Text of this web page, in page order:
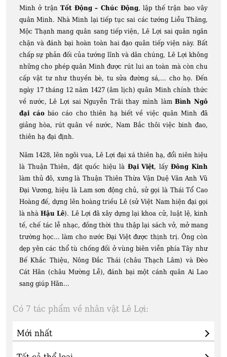
Minh ở trậnTốt Động – Chúc Động, lập thế trận bao vây
quân Minh. Nhà Minh lại tiếp tục sai các tướng Liễu Thăng,
Mộc Thạnh mang quân sang tiếp viện, Lê Lợi sai quân ngăn
chặn và đánh bại hoàn toàn hai đạo quân tiếp viện này. Bất
chấp sự phản đối của tướng lĩnh và dân chúng, Lê Lợi không
những cho phép quân Minh được rút lui an toàn mà còn chu
cấp vật tư như thuyền bè, tu sửa đường sá,… cho họ. Đến
ngày 17 tháng 12 năm 1427 (âm lịch) quân Minh chính thức
về nước, Lê Lợi sai Nguyễn Trãi thay mình làmBình Ngô
đại cáobáo cáo cho thiên hạ biết về việc quân Minh đã
giảng hòa, rút quân về nước, Nam Bắc thôi việc binh đao,
thiên hạ đại định.
Năm 1428, lên ngôi vua, Lê Lợi đại xá thiên hạ, đổi niên hiệu
là Thuận Thiên, đặt quốc hiệu là Đại Việt, lấyĐông Kinh
làm thủ đô, xưng là Thuận Thiên Thừa Vận Duệ Văn Anh Vũ
Đại Vương, hiệu là Lam sơn động chủ, sử gọi là Thái Tổ Cao
Hoàng đế, dựng lên hoàng triều Lê (sử Việt Nam hiện đại gọi
là nhàHậu Lê). Lê Lợi đã xây dựng lại khoa cử, luật lệ, kinh
tế, chế tác lễ nhạc, đồng thời thu thập lại sách vở, mở mang
trường học… làm cho nước Đại Việt được thịnh trị. Ông còn
dẹp yên các thổ tù chống đối ở vùng biên viễn phía Tây như
Bế Khắc Thiệu, Nông Đắc Thái (châu Thạch Lâm) và Đèo
Cát Hãn (châu Mường Lễ), đánh bại một cánh quân Ai Lao
sang giúp Hãn…
Có 7 tác phẩm về nhân vật Lê Lợi: